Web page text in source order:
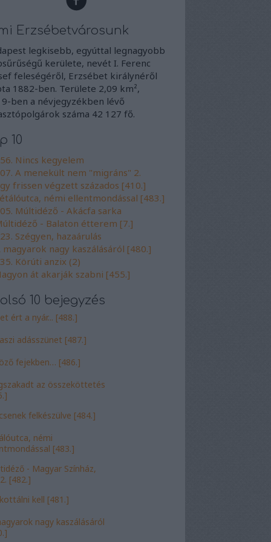
Erzsébetvárosunk
legkisebb, egyúttal legnagyobb
kerülete, nevét I. Ferenc
feleségéről, Erzsébet királynéről
1882-ben. Területe 2,09 km²,
ben a névjegyzékben lévő
száma 42 127 fő.
10
Nincs kegyelem
A menekült nem "migráns" 2.
frissen végzett százados [410.]
némi ellentmondással [483.]
Múltidéző - Akácfa sarka
- Balaton étterem [7.]
Szégyen, hazaárulás
magyarok nagy kaszálásáról [480.]
Körúti anzix (2)
át akarják szabni [455.]
10 bejegyzés
ért a nyár... [488.]
adásszünet [487.]
fejekben… [486.]
az összeköttetés
felkészülve [484.]
némi
[483.]
- Magyar Színház,
[482.]
kell [481.]
nagy kaszálásáról